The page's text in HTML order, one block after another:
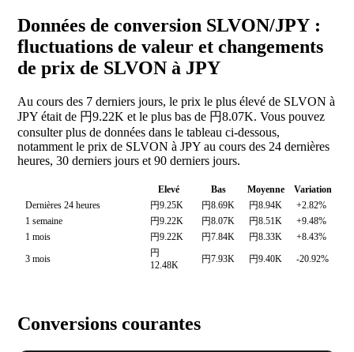
Données de conversion SLVON/JPY :
fluctuations de valeur et changements
de prix de SLVON à JPY
Au cours des 7 derniers jours, le prix le plus élevé de SLVON à
JPY était de 円9.22K et le plus bas de 円8.07K. Vous pouvez
consulter plus de données dans le tableau ci-dessous,
notamment le prix de SLVON à JPY au cours des 24 dernières
heures, 30 derniers jours et 90 derniers jours.
Elevé Bas Moyenne
Variation
Dernières 24 heures
円9.25K 円8.69K 円8.94K
+2.82%
1 semaine
円9.22K 円8.07K 円8.51K
+9.48%
1 mois
円9.22K 円7.84K 円8.33K
+8.43%
3 mois
円
12.48K
円7.93K 円9.40K -20.92%
Conversions courantes